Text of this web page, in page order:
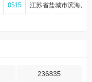
0515 江苏省盐城市滨海县
236835